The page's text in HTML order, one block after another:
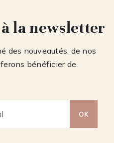
la newsletter
des nouveautés, de nos
bénéficier de
OK